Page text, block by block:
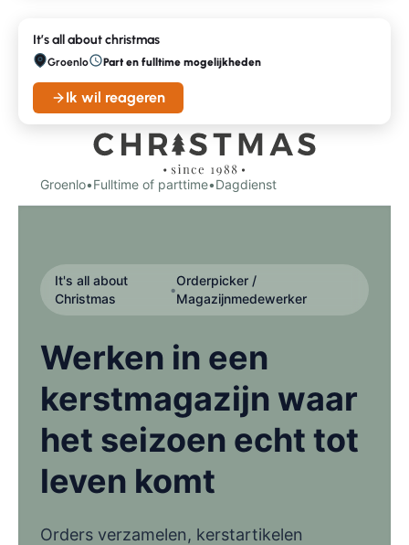
It’s all about christmas
Groenlo Part en fulltime mogelijkheden
Ik wil reageren
Groenlo•Fulltime of parttime•Dagdienst
It's all about
Christmas
•
Orderpicker /
Magazijnmedewerker
Werken in een
kerstmagazijn waar
het seizoen echt tot
leven komt
Orders verzamelen, kerstartikelen